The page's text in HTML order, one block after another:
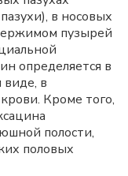
в носовых
пузырей
определяется в
виде, в
Кроме того,
полости,
половых